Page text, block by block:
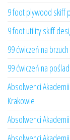
9 foot plywood skiff
9 foot utility skiff
99 ćwiczeń na
99 ćwiczeń na
Absolwenci
Krakowie
Absolwenci